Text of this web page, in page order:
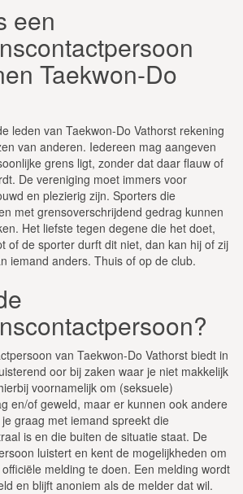
een
Taekwon-Do
leden van Taekwon-Do Vathorst rekening
van anderen. Iedereen mag aangeven
grens ligt, zonder dat daar flauw of
De vereniging moet immers voor
en plezierig zijn. Sporters die
met grensoverschrijdend gedrag kunnen
Het liefste tegen degene die het doet,
of de sporter durft dit niet, dan kan hij of zij
iemand anders. Thuis of op de club.
van Taekwon-Do Vathorst biedt in
oor bij zaken waar je niet makkelijk
voornamelijk om (seksuele)
en/of geweld, maar er kunnen ook andere
graag met iemand spreekt die
is en die buiten de situatie staat. De
luistert en kent de mogelijkheden om
melding te doen. Een melding wordt
en blijft anoniem als de melder dat wil.